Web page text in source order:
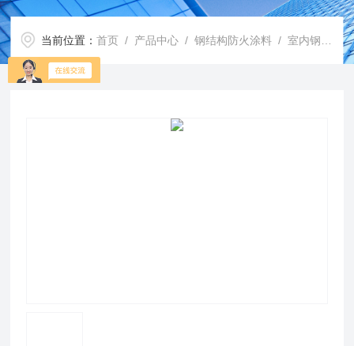
当前位置：首页 / 产品中心 /钢结构防火涂料 /室内钢结构防火涂料